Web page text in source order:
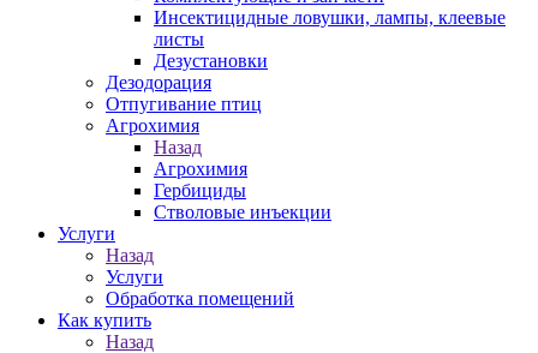
Инсектицидные ловушки, лампы, клеевые
листы
Дезустановки
Дезодорация
Отпугивание птиц
Агрохимия
Назад
Агрохимия
Гербициды
Стволовые инъекции
Услуги
Назад
Услуги
Обработка помещений
Как купить
Назад